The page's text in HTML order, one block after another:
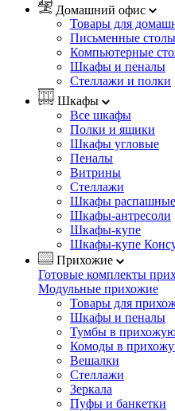
Домашний офис
Товары для
Письменные столы
Компьютерные
Шкафы и пеналы
Стеллажи и полки
Шкафы
Все шкафы
Полки и ящики
Шкафы угловые
Пеналы
Витрины
Стеллажи
Шкафы распашные
Шкафы-антресоли
Шкафы-купе
Шкафы-купе
Прихожие
Готовые комплекты
Модульные прихожие
Товары для
Шкафы и пеналы
Тумбы в
Комоды в
Вешалки
Стеллажи
Зеркала
Пуфы и банкетки